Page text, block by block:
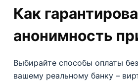
Как
анонимность
Выбирайте способы оплаты
вашему реальному банку –